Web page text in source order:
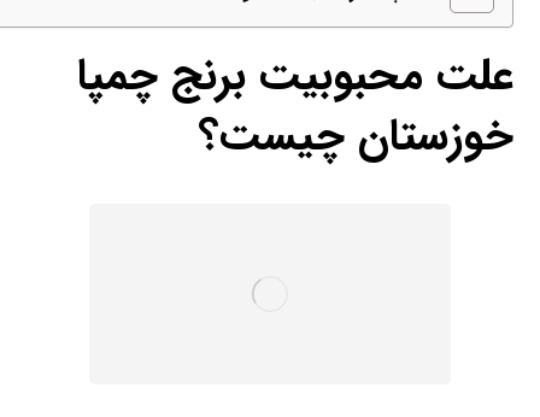
علت محبوبیت برنج چمپا
خوزستان چیست؟